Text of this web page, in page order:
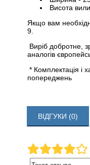
Висота
Якщо вам
9.
Виріб добротне,
аналогів
* Комплектація і
попереджень
ВІДГУКИ (0)